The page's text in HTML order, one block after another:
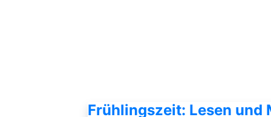
Frühlingszeit: Lesen und